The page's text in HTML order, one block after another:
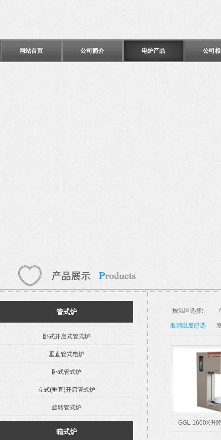
网站首页 公司简介 电炉产品 公司
管式炉
卧式开启式管式炉
垂直管式电炉
卧式管式炉
立式(垂直)开启管式炉
旋转管式炉
箱式炉
按温区选择:
取消温度已选
GGL-1600X升